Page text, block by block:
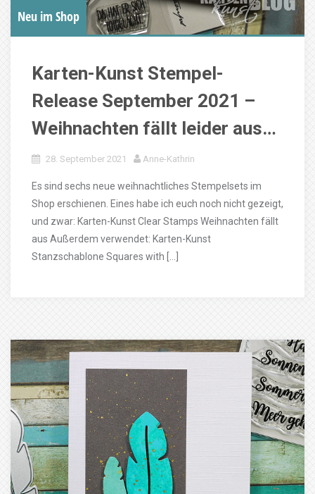
Neu im Shop
Karten-Kunst Stempel-
Release September 2021 –
Weihnachten fällt leider aus…
28. September 2021 Anne-Kathrin
Es sind sechs neue weihnachtliches Stempelsets im
Shop erschienen. Eines habe ich euch noch nicht gezeigt,
und zwar: Karten-Kunst Clear Stamps Weihnachten fällt
aus Außerdem verwendet: Karten-Kunst
Stanzschablone Squares with […]